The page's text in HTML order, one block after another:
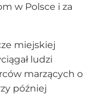
w Polsce i za
miejskiej
ludzi
marzących o
później